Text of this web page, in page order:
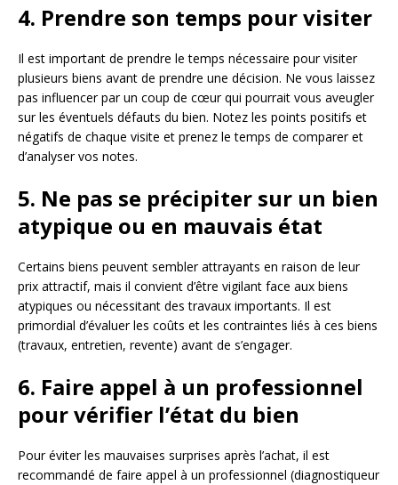
4. Prendre son temps pour visiter
Il est important de prendre le temps nécessaire pour visiter
plusieurs biens avant de prendre une décision. Ne vous laissez
pas influencer par un coup de cœur qui pourrait vous aveugler
sur les éventuels défauts du bien. Notez les points positifs et
négatifs de chaque visite et prenez le temps de comparer et
d’analyser vos notes.
5. Ne pas se précipiter sur un bien
atypique ou en mauvais état
Certains biens peuvent sembler attrayants en raison de leur
prix attractif, mais il convient d’être vigilant face aux biens
atypiques ou nécessitant des travaux importants. Il est
primordial d’évaluer les coûts et les contraintes liés à ces biens
(travaux, entretien, revente) avant de s’engager.
6. Faire appel à un professionnel
pour vérifier l’état du bien
Pour éviter les mauvaises surprises après l’achat, il est
recommandé de faire appel à un professionnel (diagnostiqueur